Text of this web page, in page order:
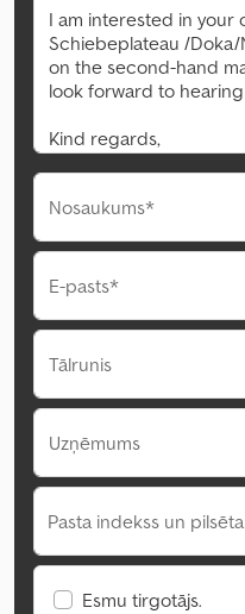
Nosaukums*
E-pasts*
Tālrunis
Uzņēmums
Pasta indekss un pilsēta
Esmu tirgotājs.